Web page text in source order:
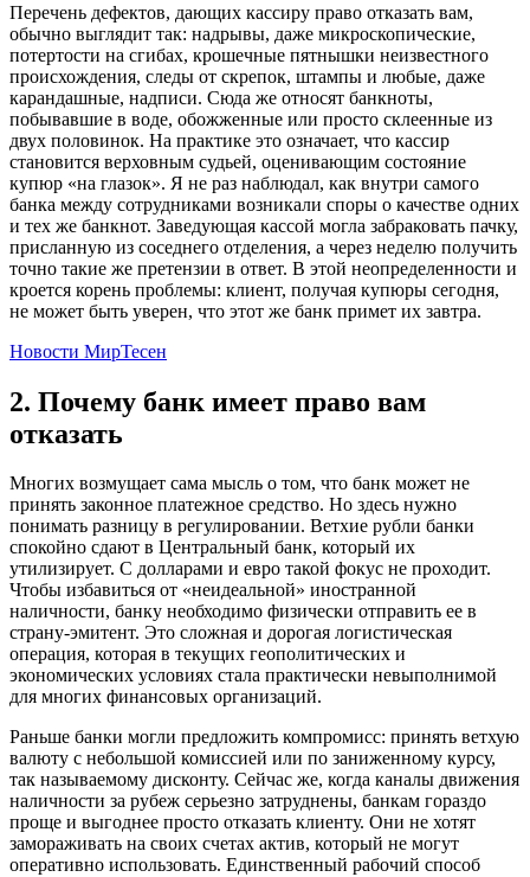
Перечень дефектов, дающих кассиру право отказать вам,
обычно выглядит так: надрывы, даже микроскопические,
потертости на сгибах, крошечные пятнышки неизвестного
происхождения, следы от скрепок, штампы и любые, даже
карандашные, надписи. Сюда же относят банкноты,
побывавшие в воде, обожженные или просто склеенные из
двух половинок. На практике это означает, что кассир
становится верховным судьей, оценивающим состояние
купюр «на глазок». Я не раз наблюдал, как внутри самого
банка между сотрудниками возникали споры о качестве одних
и тех же банкнот. Заведующая кассой могла забраковать пачку,
присланную из соседнего отделения, а через неделю получить
точно такие же претензии в ответ. В этой неопределенности и
кроется корень проблемы: клиент, получая купюры сегодня,
не может быть уверен, что этот же банк примет их завтра.
Новости МирТесен
2. Почему банк имеет право вам
отказать
Многих возмущает сама мысль о том, что банк может не
принять законное платежное средство. Но здесь нужно
понимать разницу в регулировании. Ветхие рубли банки
спокойно сдают в Центральный банк, который их
утилизирует. С долларами и евро такой фокус не проходит.
Чтобы избавиться от «неидеальной» иностранной
наличности, банку необходимо физически отправить ее в
страну-эмитент. Это сложная и дорогая логистическая
операция, которая в текущих геополитических и
экономических условиях стала практически невыполнимой
для многих финансовых организаций.
Раньше банки могли предложить компромисс: принять ветхую
валюту с небольшой комиссией или по заниженному курсу,
так называемому дисконту. Сейчас же, когда каналы движения
наличности за рубеж серьезно затруднены, банкам гораздо
проще и выгоднее просто отказать клиенту. Они не хотят
замораживать на своих счетах актив, который не могут
оперативно использовать. Единственный рабочий способ